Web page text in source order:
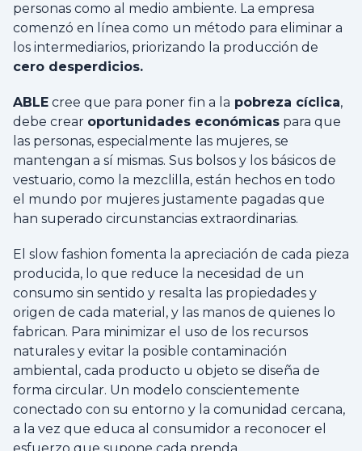
personas como al medio ambiente. La empresa
comenzó en línea como un método para eliminar a
los intermediarios, priorizando la producción de
cero desperdicios.
ABLE cree que para poner fin a la pobreza cíclica,
debe crear oportunidades económicas para que
las personas, especialmente las mujeres, se
mantengan a sí mismas. Sus bolsos y los básicos de
vestuario, como la mezclilla, están hechos en todo
el mundo por mujeres justamente pagadas que
han superado circunstancias extraordinarias.
El slow fashion fomenta la apreciación de cada pieza
producida, lo que reduce la necesidad de un
consumo sin sentido y resalta las propiedades y
origen de cada material, y las manos de quienes lo
fabrican. Para minimizar el uso de los recursos
naturales y evitar la posible contaminación
ambiental, cada producto u objeto se diseña de
forma circular. Un modelo conscientemente
conectado con su entorno y la comunidad cercana,
a la vez que educa al consumidor a reconocer el